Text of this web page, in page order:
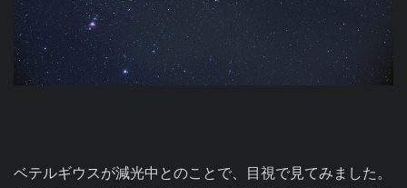
ベテルギウスが減光中とのことで、目視で見てみました。